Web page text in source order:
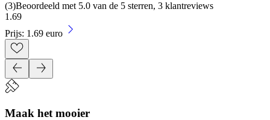
(3)Beoordeeld met 5.0 van de 5 sterren, 3 klantreviews
1 .69
Prijs: 1.69 euro
Maak het mooier